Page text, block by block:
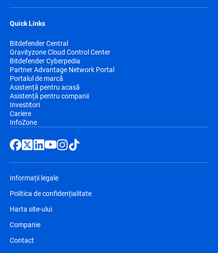
Quick Links
Bitdefender Central
Gravityzone Cloud Control Center
Bitdefender Cyberpedia
Partner Advantage Network Portal
Portalul de marcă
Asistență pentru acasă
Asistență pentru companii
Investitori
Cariere
InfoZone
Informații legale
Politica de confidențialitate
Harta site-ului
Companie
Contact